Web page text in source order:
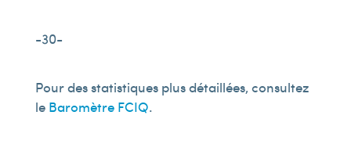
-30-
Pour des statistiques plus détaillées, consultez
le Baromètre FCIQ.